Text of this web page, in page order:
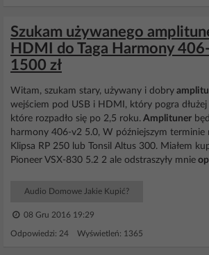
Szukam używanego
HDMI do Taga Harmony
1500 zł
Witam, szukam stary, używany i dobry
wejściem pod USB i HDMI, który pogra
które rozpadło się po 2,5 roku. Amplituner
harmony 406-v2 5.0, W późniejszym terminie
Klipsa RP 250 lub Tonsil Altus 300. Miałem
Pioneer VSX-830 5.2 2 ale odstraszyły mnie
Audio Domowe Jakie Kupić?
08 Gru 2016 19:29
Odpowiedzi: 24 Wyświetleń: 1365